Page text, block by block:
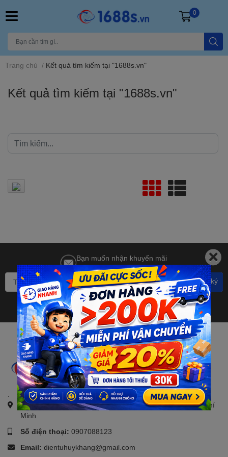
0
Trang chủ / Kết quả tìm kiếm tại "1688s.vn"
Kết quả tìm kiếm tại "1688s.vn"
Bạn muốn nhận khuyến mãi
đặc biệt? Đăng ký ngay.
Đăng ký
Địa chỉ:21, Đường số 4, KDC Savico, Tam Bình, TP. Hồ Chí
Minh
Số điện thoại: 0907088123
Email: dientuhuykhang@gmail.com